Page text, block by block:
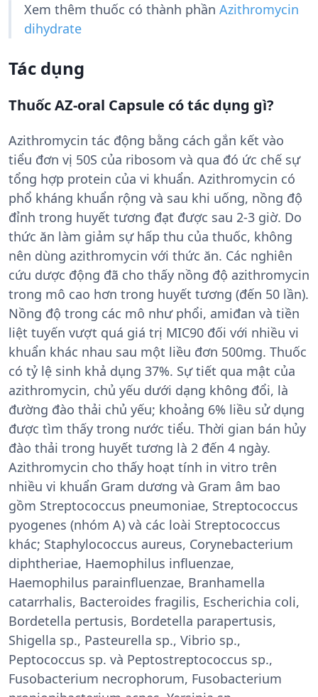
Xem thêm thuốc có thành phần Azithromycin
dihydrate
Tác dụng
Thuốc AZ-oral Capsule có tác dụng gì?
Azithromycin tác động bằng cách gắn kết vào
tiểu đơn vị 50S của ribosom và qua đó ức chế sự
tổng hợp protein của vi khuẩn. Azithromycin có
phổ kháng khuẩn rộng và sau khi uống, nồng độ
đỉnh trong huyết tương đạt được sau 2-3 giờ. Do
thức ăn làm giảm sự hấp thu của thuốc, không
nên dùng azithromycin với thức ăn. Các nghiên
cứu dược động đã cho thấy nồng độ azithromycin
trong mô cao hơn trong huyết tương (đến 50 lần).
Nồng độ trong các mô như phổi, amiđan và tiền
liệt tuyến vượt quá giá trị MIC90 đối với nhiều vi
khuẩn khác nhau sau một liều đơn 500mg. Thuốc
có tỷ lệ sinh khả dụng 37%. Sự tiết qua mật của
azithromycin, chủ yếu dưới dạng không đổi, là
đường đào thải chủ yếu; khoảng 6% liều sử dụng
được tìm thấy trong nước tiểu. Thời gian bán hủy
đào thải trong huyết tương là 2 đến 4 ngày.
Azithromycin cho thấy hoạt tính in vitro trên
nhiều vi khuẩn Gram dương và Gram âm bao
gồm Streptococcus pneumoniae, Streptococcus
pyogenes (nhóm A) và các loài Streptococcus
khác; Staphylococcus aureus, Corynebacterium
diphtheriae, Haemophilus influenzae,
Haemophilus parainfluenzae, Branhamella
catarrhalis, Bacteroides fragilis, Escherichia coli,
Bordetella pertusis, Bordetella parapertusis,
Shigella sp., Pasteurella sp., Vibrio sp.,
Peptococcus sp. và Peptostreptococcus sp.,
Fusobacterium necrophorum, Fusobacterium